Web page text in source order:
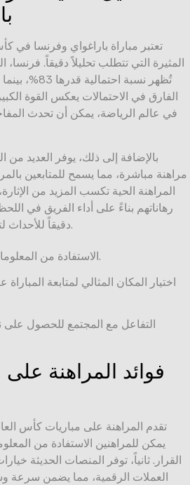
المثيرة التي تتطلب تحليلاً دقيقاً.
الفارق في الاحتمالات يعكس القوة
في عالم الرياضة، يمكن أن تحدث
بالإضافة إلى ذلك، يوفر العديد من
مراهنة مباشرة، مما يسمح للمتابعين
المراهنة الحية تكسب المزيد من
رهاناتهم بناءً على أداء الفريق في
دقيقاً للأحداث لتحسين فرصك في المكسب.
الاستفادة من المعلومات الحية لتحليل أداء الفرق.
اختيار المكان المثالي لمتابعة
التفاعل مع المجتمع للحصول
فوائد المراهنة على
تقدم المراهنة على مباريات كأس
يمكن للمراهنين الاستفادة من
القرار. ثانياً، توفر المنصات الحديثة
العملات الرقمية، مما يضمن سرعة